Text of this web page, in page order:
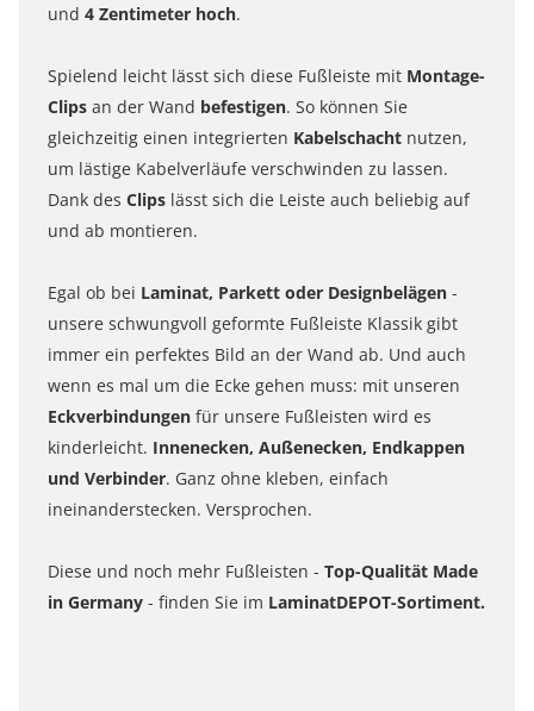
und 4 Zentimeter hoch.
Spielend leicht lässt sich diese Fußleiste mit Montage-
Clips an der Wand befestigen. So können Sie
gleichzeitig einen integrierten Kabelschacht nutzen,
um lästige Kabelverläufe verschwinden zu lassen.
Dank des Clips lässt sich die Leiste auch beliebig auf
und ab montieren.
Egal ob bei Laminat, Parkett oder Designbelägen -
unsere schwungvoll geformte Fußleiste Klassik gibt
immer ein perfektes Bild an der Wand ab. Und auch
wenn es mal um die Ecke gehen muss: mit unseren
Eckverbindungen für unsere Fußleisten wird es
kinderleicht. Innenecken, Außenecken, Endkappen
und Verbinder. Ganz ohne kleben, einfach
ineinanderstecken. Versprochen.
Diese und noch mehr Fußleisten - Top-Qualität Made
in Germany - finden Sie im LaminatDEPOT-Sortiment.